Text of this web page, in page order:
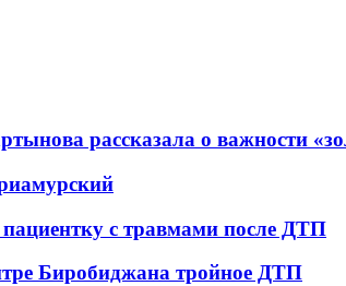
рассказала о важности
с травмами после ДТП
Биробиджана тройное ДТП